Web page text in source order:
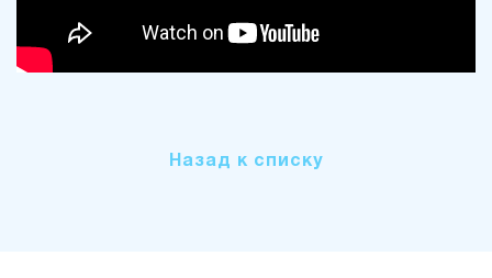
Назад к списку